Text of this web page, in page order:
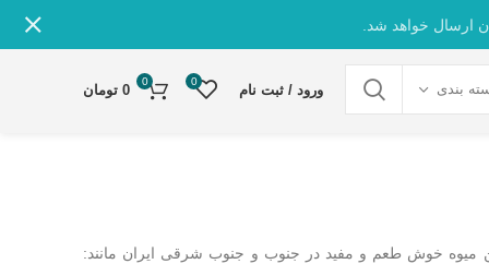
بندی ورود / ثبت نام 0
0
0 تومان
میوه خوش طعم و مفید در جنوب و جنوب شرقی ایران مانند:
ارسال خواهد شد.